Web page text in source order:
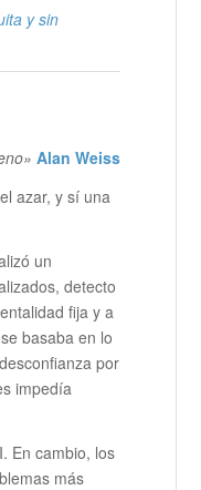
y sin
Alan Weiss
azar, y sí una
un
detecto
fija y a
basaba en lo
por
impedía
En cambio, los
más